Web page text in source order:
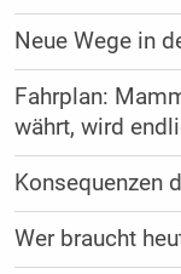
Neue Wege in
Fahrplan:
währt, wird
Konsequenzen
Wer braucht